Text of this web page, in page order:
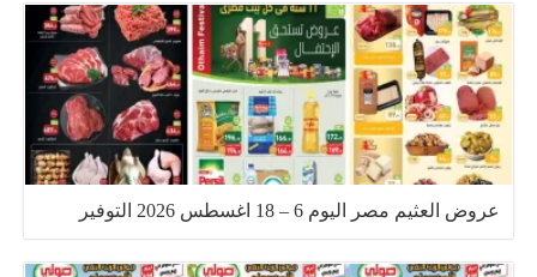
عروض العثيم مصر اليوم 6 – 18 اغسطس 2026 التوفير